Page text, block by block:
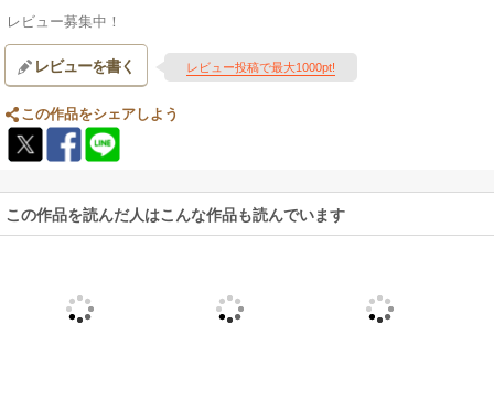
レビュー募集中！
レビューを書く レビュー投稿で最大1000pt!
この作品をシェアしよう
この作品を読んだ人はこんな作品も読んでいます